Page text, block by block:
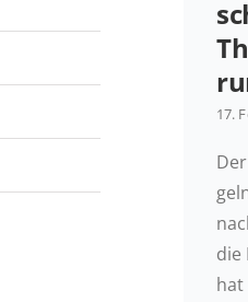
17.
die
hat